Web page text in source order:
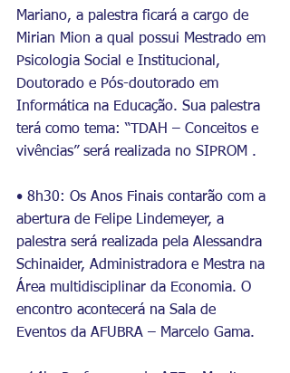
Mariano, a palestra ficará a cargo de
Mirian Mion a qual possui Mestrado em
Psicologia Social e Institucional,
Doutorado e Pós-doutorado em
Informática na Educação. Sua palestra
terá como tema: “TDAH – Conceitos e
vivências” será realizada no SIPROM .
• 8h30: Os Anos Finais contarão com a
abertura de Felipe Lindemeyer, a
palestra será realizada pela Alessandra
Schinaider, Administradora e Mestra na
Área multidisciplinar da Economia. O
encontro acontecerá na Sala de
Eventos da AFUBRA – Marcelo Gama.